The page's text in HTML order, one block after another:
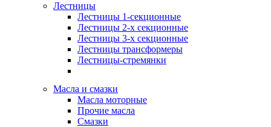
Лестницы
Лестницы 1-секционные
Лестницы 2-х секционные
Лестницы 3-х секционные
Лестницы трансформеры
Лестницы-стремянки
Масла и смазки
Масла моторные
Прочие масла
Смазки